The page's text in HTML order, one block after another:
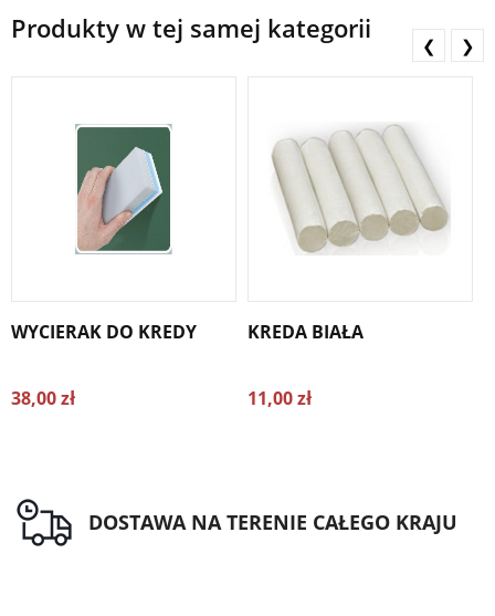
Produkty w tej samej kategorii
WYCIERAK DO KREDY
38,00 zł
KREDA BIAŁA
11,00 zł
❮ ❯
DOSTAWA NA TERENIE CAŁEGO KRAJU